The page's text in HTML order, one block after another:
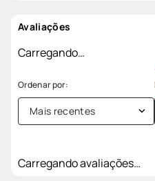
Avaliações
Carregando…
Mais recentes
Carregando avaliações…